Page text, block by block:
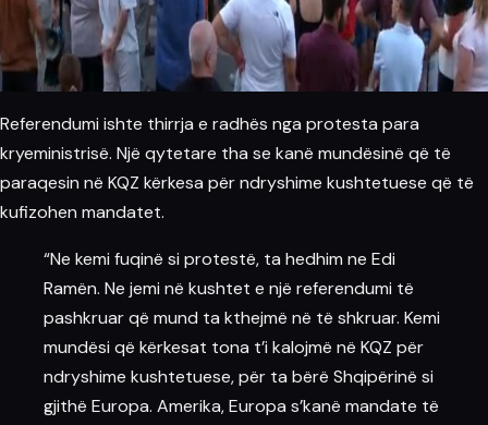
Referendumi ishte thirrja e radhës nga protesta para
kryeministrisë. Një qytetare tha se kanë mundësinë që të
paraqesin në KQZ kërkesa për ndryshime kushtetuese që të
kufizohen mandatet.
“Ne kemi fuqinë si protestë, ta hedhim ne Edi
Ramën. Ne jemi në kushtet e një referendumi të
pashkruar që mund ta kthejmë në të shkruar. Kemi
mundësi që kërkesat tona t’i kalojmë në KQZ për
ndryshime kushtetuese, për ta bërë Shqipërinë si
gjithë Europa. Amerika, Europa s’kanë mandate të